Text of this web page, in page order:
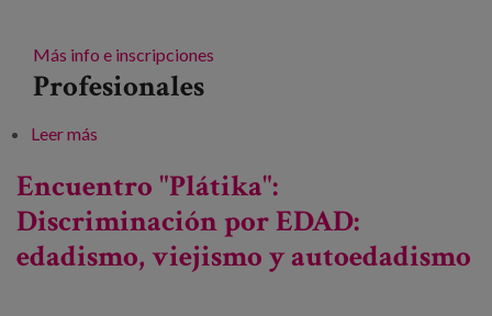
Más info e inscripciones
Profesionales
Leer más
Encuentro "Plátika":
Discriminación por EDAD:
edadismo, viejismo y autoedadismo